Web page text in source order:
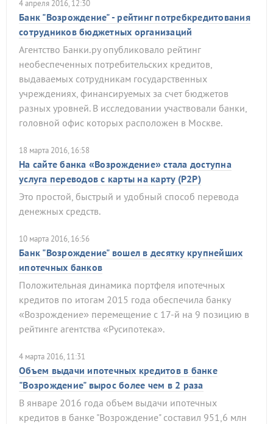
4 апреля 2016, 12:30
Банк "Возрождение" - рейтинг потребкредитования
сотрудников бюджетных организаций
Агентство Банки.ру опубликовало рейтинг
необеспеченных потребительских кредитов,
выдаваемых сотрудникам государственных
учреждениях, финансируемых за счет бюджетов
разных уровней. В исследовании участвовали банки,
головной офис которых расположен в Москве.
18 марта 2016, 16:58
На сайте банка «Возрождение» стала доступна
услуга переводов с карты на карту (Р2Р)
Это простой, быстрый и удобный способ перевода
денежных средств.
10 марта 2016, 16:56
Банк "Возрождение" вошел в десятку крупнейших
ипотечных банков
Положительная динамика портфеля ипотечных
кредитов по итогам 2015 года обеспечила банку
«Возрождение» перемещение с 17-й на 9 позицию в
рейтинге агентства «Русипотека».
4 марта 2016, 11:31
Объем выдачи ипотечных кредитов в банке
"Возрождение" вырос более чем в 2 раза
В январе 2016 года объем выдачи ипотечных
кредитов в банке "Возрождение" составил 951,6 млн